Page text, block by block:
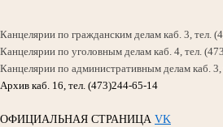
Канцелярии по гражданским делам каб. 3, тел.
Канцелярии по уголовным делам каб. 4, тел.
Канцелярии по административным делам каб.
Архив каб. 16, тел. (473)244-65-14
ОФИЦИАЛЬНАЯ СТРАНИЦА VK